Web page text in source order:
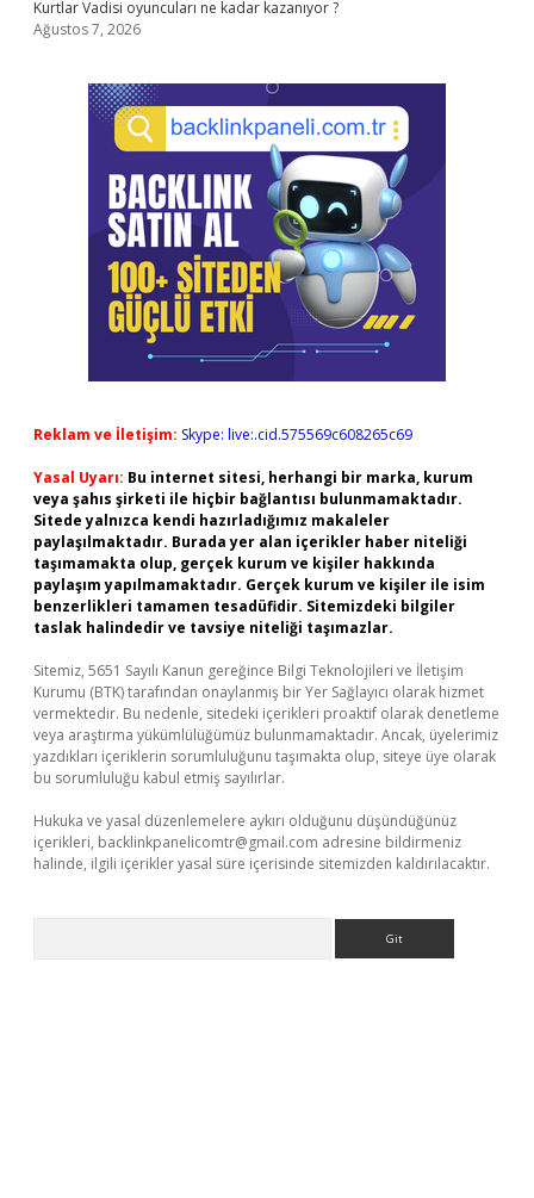
Kurtlar Vadisi oyuncuları ne kadar kazanıyor ?
Ağustos 7, 2026
Reklam ve İletişim: Skype: live:.cid.575569c608265c69
Yasal Uyarı: Bu internet sitesi, herhangi bir marka, kurum
veya şahıs şirketi ile hiçbir bağlantısı bulunmamaktadır.
Sitede yalnızca kendi hazırladığımız makaleler
paylaşılmaktadır. Burada yer alan içerikler haber niteliği
taşımamakta olup, gerçek kurum ve kişiler hakkında
paylaşım yapılmamaktadır. Gerçek kurum ve kişiler ile isim
benzerlikleri tamamen tesadüfidir. Sitemizdeki bilgiler
taslak halindedir ve tavsiye niteliği taşımazlar.
Sitemiz, 5651 Sayılı Kanun gereğince Bilgi Teknolojileri ve İletişim
Kurumu (BTK) tarafından onaylanmış bir Yer Sağlayıcı olarak hizmet
vermektedir. Bu nedenle, sitedeki içerikleri proaktif olarak denetleme
veya araştırma yükümlülüğümüz bulunmamaktadır. Ancak, üyelerimiz
yazdıkları içeriklerin sorumluluğunu taşımakta olup, siteye üye olarak
bu sorumluluğu kabul etmiş sayılırlar.
Hukuka ve yasal düzenlemelere aykırı olduğunu düşündüğünüz
içerikleri, backlinkpanelicomtr@gmail.com adresine bildirmeniz
halinde, ilgili içerikler yasal süre içerisinde sitemizden kaldırılacaktır.